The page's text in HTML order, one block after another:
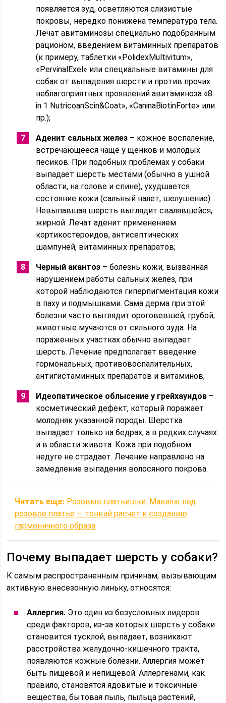
появляется зуд, осветляются слизистые
покровы, нередко понижена температура тела.
Лечат авитаминозы специально подобранным
рационом, введением витаминных препаратов
(к примеру, таблетки «PolidexMultivitum»,
«PervinalExel» или специальные витамины для
собак от выпадения шерсти и против прочих
неблагоприятных проявлений авитаминоза «8
in 1 NutricoanScin&Coat», «CaninaBiotinForte» или
пр.);
Аденит сальных желез – кожное воспаление,
встречающееся чаще у щенков и молодых
песиков. При подобных проблемах у собаки
выпадает шерсть местами (обычно в ушной
области, на голове и спине), ухудшается
состояние кожи (сальный налет, шелушение).
Невыпавшая шерсть выглядит свалявшейся,
жирной. Лечат аденит применением
кортикостероидов, антисептических
шампуней, витаминных препаратов;
Черный акантоз – болезнь кожи, вызванная
нарушением работы сальных желез, при
которой наблюдаются гиперпигментация кожи
в паху и подмышками. Сама дерма при этой
болезни часто выглядит ороговевшей, грубой,
животные мучаются от сильного зуда. На
пораженных участках обычно выпадает
шерсть. Лечение предполагает введение
гормональных, противовоспалительных,
антигистаминных препаратов и витаминов;
Идеопатическое облысение у грейхаундов –
косметический дефект, который поражает
молодняк указанной породы. Шерстка
выпадает только на бедрах, а в редких случаях
и в области живота. Кожа при подобном
недуге не страдает. Лечение направлено на
замедление выпадения волосяного покрова.
Читать еще: Розовые платьишки. Макияж под
розовое платье — тонкий расчет к созданию
гармоничного образа
Почему выпадает шерсть у собаки?
К самым распространенным причинам, вызывающим
активную внесезонную линьку, относятся:
Аллергия. Это один из безусловных лидеров
среди факторов, из-за которых шерсть у собаки
становится тусклой, выпадает, возникают
расстройства желудочно-кишечного тракта,
появляются кожные болезни. Аллергия может
быть пищевой и непищевой. Аллергенами, как
правило, становятся ядовитые и токсичные
вещества, бытовая пыль, пыльца растений,